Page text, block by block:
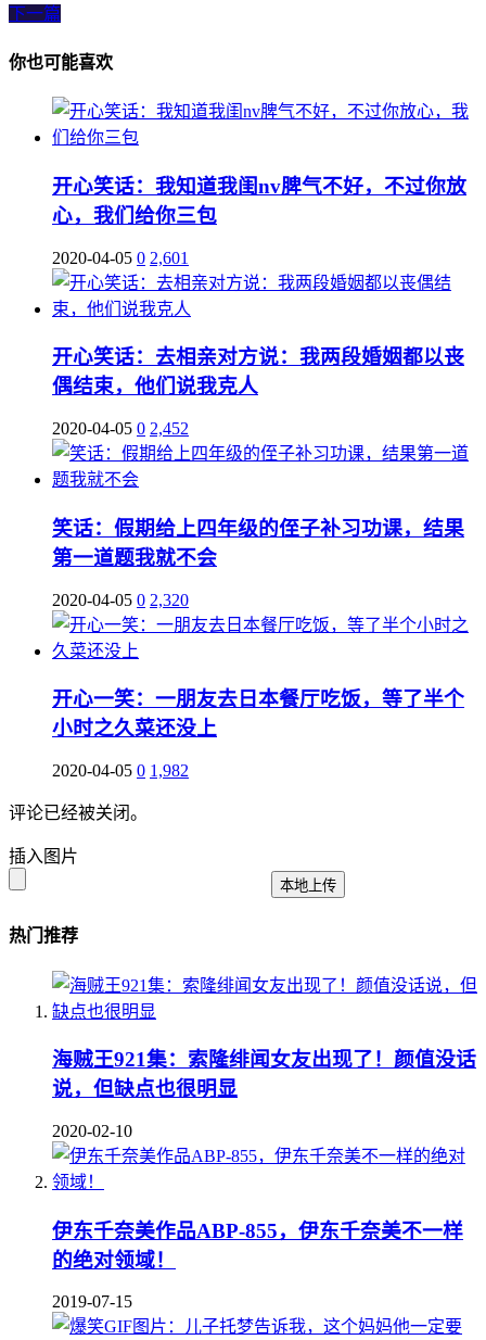
下一篇
你也可能喜欢
开心笑话：我知道我闺nv脾气不好，不过你放
心，我们给你三包
2020-04-05 0 2,601
开心笑话：去相亲对方说：我两段婚姻都以丧
偶结束，他们说我克人
2020-04-05 0 2,452
笑话：假期给上四年级的侄子补习功课，结果
第一道题我就不会
2020-04-05 0 2,320
开心一笑：一朋友去日本餐厅吃饭，等了半个
小时之久菜还没上
2020-04-05 0 1,982
评论已经被关闭。
插入图片
本地上传
热门推荐
海贼王921集：索隆绯闻女友出现了！颜值没话
说，但缺点也很明显
2020-02-10
伊东千奈美作品ABP-855，伊东千奈美不一样
的绝对领域！
2019-07-15